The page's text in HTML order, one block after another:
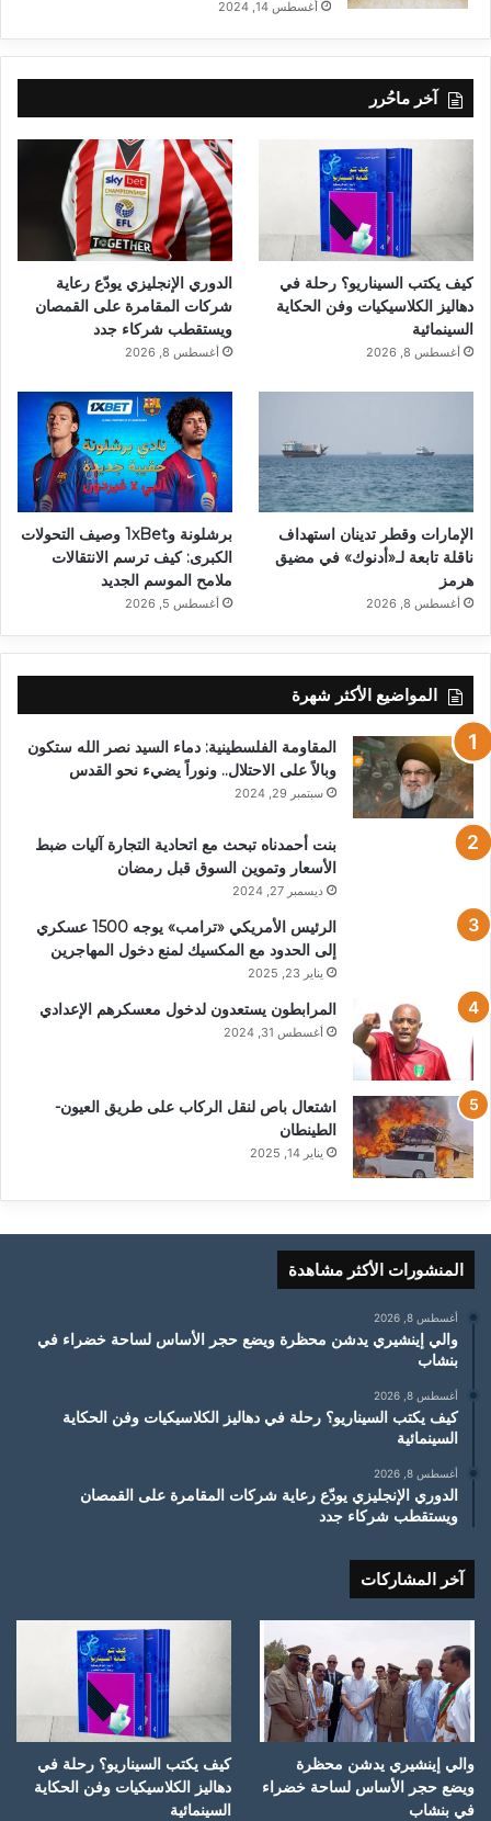
أغسطس 14, 2024
آخر ماحُرر
كيف يكتب السيناريو؟ رحلة في
دهاليز الكلاسيكيات وفن الحكاية
السينمائية
أغسطس 8, 2026
الدوري الإنجليزي يودّع رعاية
شركات المقامرة على القمصان
ويستقطب شركاء جدد
أغسطس 8, 2026
الإمارات وقطر تدينان استهداف
ناقلة تابعة لـ«أدنوك» في مضيق
هرمز
أغسطس 8, 2026
برشلونة و1xBet وصيف التحولات
الكبرى: كيف ترسم الانتقالات
ملامح الموسم الجديد
أغسطس 5, 2026
المواضيع الأكثر شهرة
المقاومة الفلسطينية: دماء السيد نصر الله ستكون
وبالاً على الاحتلال.. ونوراً يضيء نحو القدس
سبتمبر 29, 2024
بنت أحمدناه تبحث مع اتحادية التجارة آليات ضبط
الأسعار وتموين السوق قبل رمضان
ديسمبر 27, 2024
الرئيس الأمريكي «ترامب» يوجه 1500 عسكري
إلى الحدود مع المكسيك لمنع دخول المهاجرين
يناير 23, 2025
المرابطون يستعدون لدخول معسكرهم الإعدادي
أغسطس 31, 2024
اشتعال باص لنقل الركاب على طريق العيون-
الطينطان
يناير 14, 2025
المنشورات الأكثر مشاهدة
أغسطس 8, 2026
والي إينشيري يدشن محظرة ويضع حجر الأساس لساحة خضراء في
بنشاب
أغسطس 8, 2026
كيف يكتب السيناريو؟ رحلة في دهاليز الكلاسيكيات وفن الحكاية
السينمائية
أغسطس 8, 2026
الدوري الإنجليزي يودّع رعاية شركات المقامرة على القمصان
ويستقطب شركاء جدد
آخر المشاركات
والي إينشيري يدشن محظرة
ويضع حجر الأساس لساحة خضراء
في بنشاب
كيف يكتب السيناريو؟ رحلة في
دهاليز الكلاسيكيات وفن الحكاية
السينمائية